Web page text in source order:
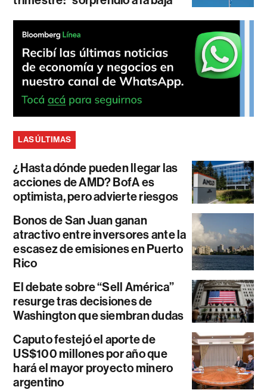
LAS ÚLTIMAS
¿Hasta dónde pueden llegar las
acciones de AMD? BofA es
optimista, pero advierte riesgos
Bonos de San Juan ganan
atractivo entre inversores ante la
escasez de emisiones en Puerto
Rico
El debate sobre “Sell América”
resurge tras decisiones de
Washington que siembran dudas
Caputo festejó el aporte de
US$100 millones por año que
hará el mayor proyecto minero
argentino